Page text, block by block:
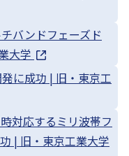
バンドフェーズド
大学
に成功 | 旧・東京工
対応するミリ波帯フ
| 旧・東京工業大学